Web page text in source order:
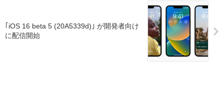
｢iOS 16 beta 5 (20A5339d)｣ が開発者向け
に配信開始